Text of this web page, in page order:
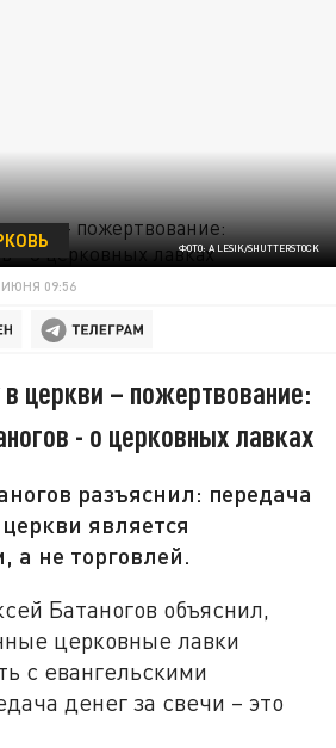
ФОТО: A LESIK/SHUTTERSTOCK
ИЮНЯ 09:56
церкви – пожертвование:
- о церковных лавках
разъяснил: передача
является
а не торговлей.
Батаногов объяснил,
церковные лавки
с евангельскими
денег за свечи – это